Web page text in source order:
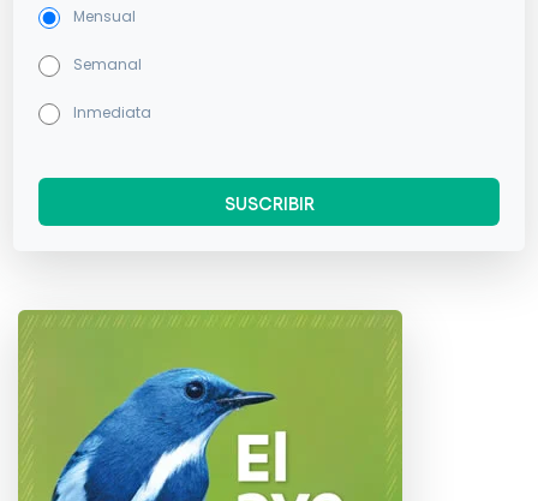
Mensual
Semanal
Inmediata